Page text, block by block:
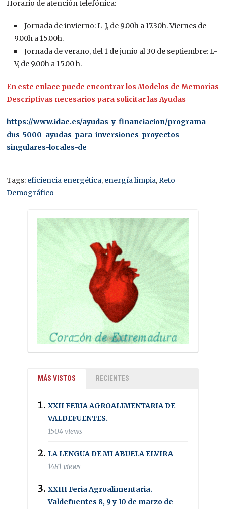
Horario de atención telefónica:
Jornada de invierno: L-J, de 9.00h a 17.30h. Viernes de
9.00h a 15.00h.
Jornada de verano, del 1 de junio al 30 de septiembre: L-
V, de 9.00h a 15.00 h.
En este enlace puede encontrar los Modelos de Memorias
Descriptivas necesarios para solicitar las Ayudas
https://www.idae.es/ayudas-y-financiacion/programa-
dus-5000-ayudas-para-inversiones-proyectos-
singulares-locales-de
Tags: eficiencia energética, energía limpia,Reto
Demográfico
MÁS VISTOS RECIENTES
XXII FERIA AGROALIMENTARIA DE
VALDEFUENTES.
1504 views
LA LENGUA DE MI ABUELA ELVIRA
1481 views
XXIII Feria Agroalimentaria.
Valdefuentes 8, 9 y 10 de marzo de